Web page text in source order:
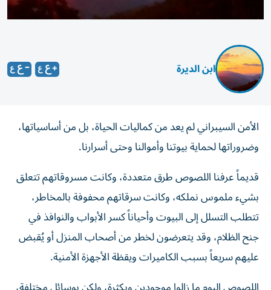
ابن الديرة
الأمن السيبراني لم يعد من كماليات الحياة، بل من أساسياتها،
وضروراتها لحماية بيوتنا وأموالنا وحتى أسرارنا.
قديماً عرفنا اللصوص طرق متعددة، وكانت مسروقاتهم تتعلق
بشيء ملموس نملكه، وكانت سرقاتهم محفوفة بالمخاطر،
تتطلب التسلل إلى البيوت وأحياناً كسر الأبواب والنوافذ في
جنح الظلام، وقد يتعرضون لخطر من أصحاب المنزل أو يُقبض
عليهم سريعاً بسبب الكاميرات ويقظة الأجهزة الأمنية.